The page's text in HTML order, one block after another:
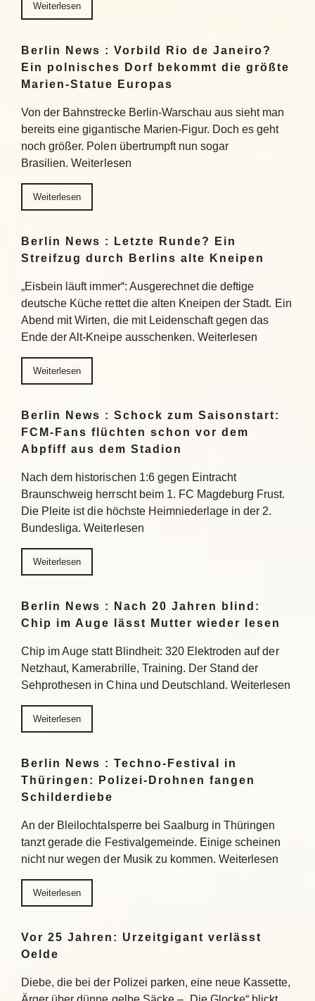
Weiterlesen
Berlin News : Vorbild Rio de Janeiro?
Ein polnisches Dorf bekommt die größte
Marien-Statue Europas
Von der Bahnstrecke Berlin-Warschau aus sieht man
bereits eine gigantische Marien-Figur. Doch es geht
noch größer. Polen übertrumpft nun sogar
Brasilien. Weiterlesen
Weiterlesen
Berlin News : Letzte Runde? Ein
Streifzug durch Berlins alte Kneipen
„Eisbein läuft immer“: Ausgerechnet die deftige
deutsche Küche rettet die alten Kneipen der Stadt. Ein
Abend mit Wirten, die mit Leidenschaft gegen das
Ende der Alt-Kneipe ausschenken. Weiterlesen
Weiterlesen
Berlin News : Schock zum Saisonstart:
FCM-Fans flüchten schon vor dem
Abpfiff aus dem Stadion
Nach dem historischen 1:6 gegen Eintracht
Braunschweig herrscht beim 1. FC Magdeburg Frust.
Die Pleite ist die höchste Heimniederlage in der 2.
Bundesliga. Weiterlesen
Weiterlesen
Berlin News : Nach 20 Jahren blind:
Chip im Auge lässt Mutter wieder lesen
Chip im Auge statt Blindheit: 320 Elektroden auf der
Netzhaut, Kamerabrille, Training. Der Stand der
Sehprothesen in China und Deutschland. Weiterlesen
Weiterlesen
Berlin News : Techno-Festival in
Thüringen: Polizei-Drohnen fangen
Schilderdiebe
An der Bleilochtalsperre bei Saalburg in Thüringen
tanzt gerade die Festivalgemeinde. Einige scheinen
nicht nur wegen der Musik zu kommen. Weiterlesen
Weiterlesen
Vor 25 Jahren: Urzeitgigant verlässt
Oelde
Diebe, die bei der Polizei parken, eine neue Kassette,